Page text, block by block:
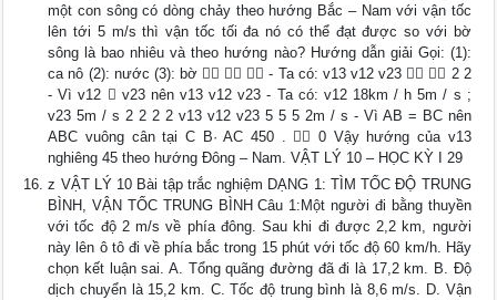
một con sông có dòng chảy theo hướng Bắc – Nam với vận tốc
lên tới 5 m/s thì vận tốc tối đa nó có thể đạt được so với bờ
sông là bao nhiêu và theo hướng nào? Hướng dẫn giải Gọi: (1):
ca nô (2): nước (3): bờ    - Ta có: v13 v12 v23   2 2
- Vì v12  v23 nên v13 v12 v23 - Ta có: v12 18km / h 5m / s ;
v23 5m / s 2 2 2 2 v13 v12 v23 5 5 5 2m / s - Vì AB = BC nên
ABC vuông cân tại C B· AC 450 .  0 Vậy hướng của v13
nghiêng 45 theo hướng Đông – Nam. VẬT LÝ 10 – HỌC KỲ I 29
z VẬT LÝ 10 Bài tập trắc nghiệm DẠNG 1: TÌM TỐC ĐỘ TRUNG
BÌNH, VẬN TỐC TRUNG BÌNH Câu 1:Một người đi bằng thuyền
với tốc độ 2 m/s về phía đông. Sau khi đi được 2,2 km, người
này lên ô tô đi về phía bắc trong 15 phút với tốc độ 60 km/h. Hãy
chọn kết luận sai. A. Tổng quãng đường đã đi là 17,2 km. B. Độ
dịch chuyển là 15,2 km. C. Tốc độ trung bình là 8,6 m/s. D. Vận